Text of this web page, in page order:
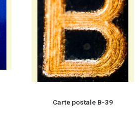
Carte postale B-39